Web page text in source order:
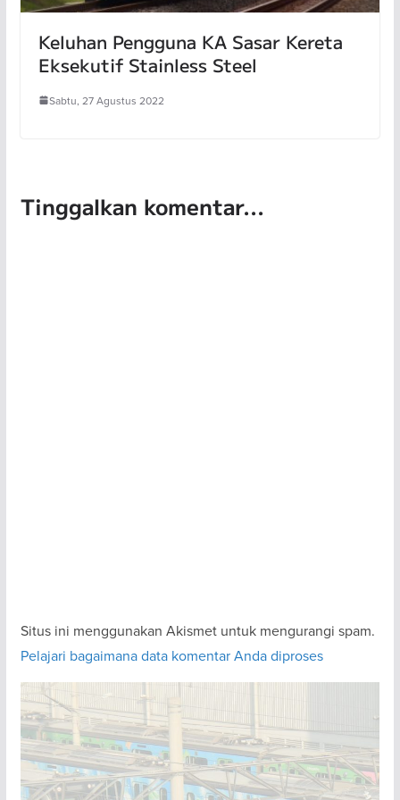
Keluhan Pengguna KA Sasar Kereta
Eksekutif Stainless Steel
Sabtu, 27 Agustus 2022
Tinggalkan komentar...
Situs ini menggunakan Akismet untuk mengurangi spam.
Pelajari bagaimana data komentar Anda diproses